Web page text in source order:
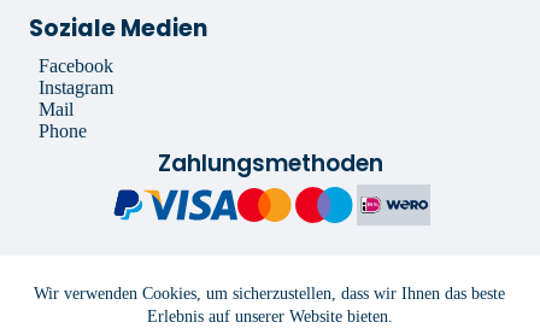
Wir verwenden Cookies, um sicherzustellen, dass wir Ihnen das beste
Erlebnis auf unserer Website bieten.
Soziale Medien
Facebook
Instagram
Mail
Phone
Zahlungsmethoden
Copyright 2022 Floria Blumen -Impressum -Allgemeine
Geschäftsbedingungen- Datenschutzerklärung-Haftungsausschluss